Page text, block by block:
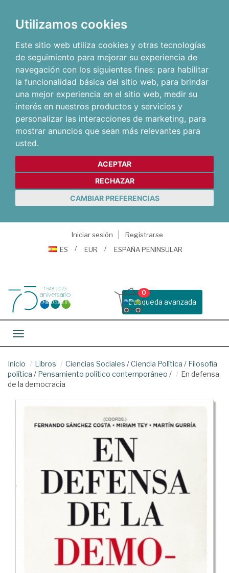
Utilizamos cookies
Este sitio web utiliza cookies y otras tecnologías
de seguimiento para mejorar su experiencia de
navegación con los siguientes fines: para habilitar
la funcionalidad básica del sitio web, para brindar
una mejor experiencia en el sitio web, medir su
interés en nuestros productos y servicios y
personalizar las interacciones de marketing, para
mostrar anuncios que sean más relevantes para
usted.
ACEPTAR
RECHAZAR
CAMBIAR PREFERENCIAS
Iniciar sesión
Registrarse
ES
EUR ESPAÑA PENINSULAR
Busqueda avanzada
0
Toggle navigation
Inicio Libros Ciencias Sociales /Ciencia Política / Filosofía
política / Pensamiento político contemporáneo /
En defensa
de la democracia